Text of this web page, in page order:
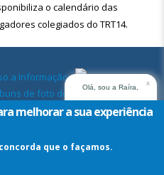
o calendário das
colegiados do TRT14.
Olá, sou a Raíra,
assistente virtual do
TRT14. Em que posso
x
melhorar a sua experiência
que o façamos.